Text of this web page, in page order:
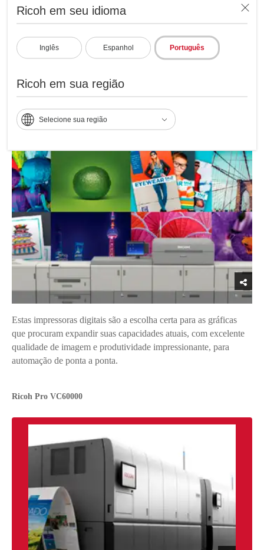
Ricoh em seu idioma
Inglês Espanhol Português
Ricoh em sua região
Selecione sua região
Integração total
Estas impressoras digitais são a escolha certa para as gráficas
que procuram expandir suas capacidades atuais, com excelente
qualidade de imagem e produtividade impressionante, para
automação de ponta a ponta.
Ricoh Pro VC60000